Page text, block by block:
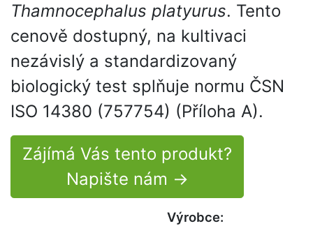
Thamnocephalus platyurus. Tento
cenově dostupný, na kultivaci
nezávislý a standardizovaný
biologický test splňuje normu ČSN
ISO 14380 (757754) (Příloha A).
Zájímá Vás tento produkt?
Napište nám →
Výrobce: